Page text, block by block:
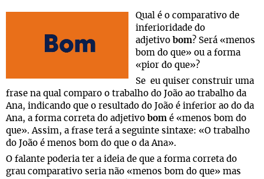
Qual é o comparativo de
inferioridade do
adjetivo bom? Será «menos
bom do que» ou a forma
«pior do que»?
Se eu quiser construir uma
frase na qual comparo o trabalho do João ao trabalho da
Ana, indicando que o resultado do João é inferior ao do da
Ana, a forma correta do adjetivo bom é «menos bom do
que». Assim, a frase terá a seguinte sintaxe: «O trabalho
do João é menos bom do que o da Ana».
O falante poderia ter a ideia de que a forma correta do
grau comparativo seria não «menos bom do que» mas